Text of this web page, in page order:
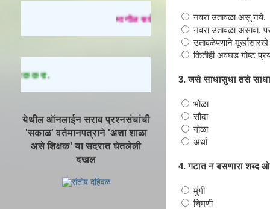
नवरा उतावळा असू नये.
नवरा उतावळा असावा,
उतावळेपणाने
कितीही अवघड गोष्ट
3. जसे साधासुधा तसे
भोळा
सौदा
गोळा
अर्धा
4. गटात न बसणारा शब्द
मुंगी
चिमणी
मागील सर्व प्रश्नसंच सोडवण्यासाठी येथे
करा.
येथील ऑनलाईन सराव प्रश्नसंचांची
'सकाळ' वर्तमानपत्राने 'अशा शाळा
असे शिक्षक' या सदरात घेतलेली
दखल